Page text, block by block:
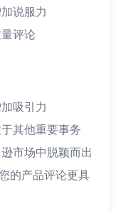
说服力
评论
吸引力
其他重要事务
市场中脱颖而出
的产品评论更具